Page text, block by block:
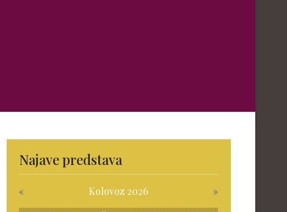
Najave predstava
« Kolovoz 2026
»